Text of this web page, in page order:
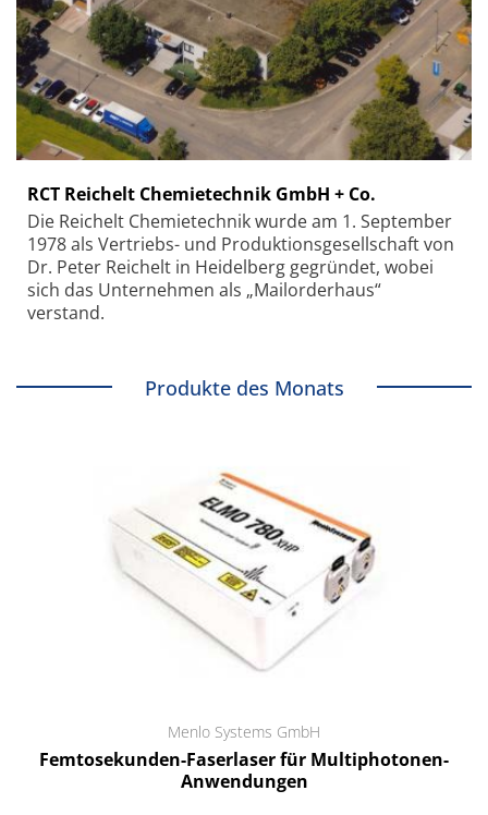
RCT Reichelt Chemietechnik GmbH + Co.
Die Reichelt Chemietechnik wurde am 1. September
1978 als Vertriebs- und Produktionsgesellschaft von
Dr. Peter Reichelt in Heidelberg gegründet, wobei
sich das Unternehmen als „Mailorderhaus“
verstand.
Produkte des Monats
Menlo Systems GmbH
Femtosekunden-Faserlaser für Multiphotonen-
Anwendungen